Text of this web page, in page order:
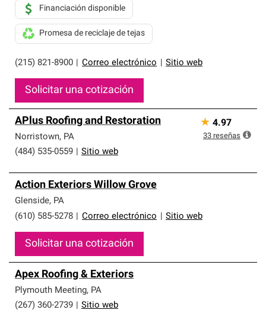
(215) 821-8900 Correo electrónico Sitio web
Financiación disponible
Promesa de reciclaje de tejas
Solicitar una cotización
APlus Roofing and Restoration
Norristown, PA
(484) 535-0559
Sitio web
★ 4.97
33 reseñas
Action Exteriors Willow Grove
Glenside, PA
(610) 585-5278
Correo electrónico Sitio web
Solicitar una cotización
Apex Roofing & Exteriors
Plymouth Meeting, PA
(267) 360-2739
Sitio web